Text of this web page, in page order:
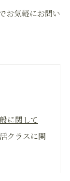
お気軽にお問い
に関して
クラスに関